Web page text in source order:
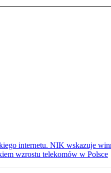
internetu. NIK wskazuje
wzrostu telekomów w Polsce